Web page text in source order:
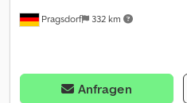
Pragsdorf 332 km
Anfragen